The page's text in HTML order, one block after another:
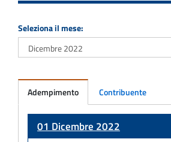
Seleziona il mese:
Adempimento Contribuente
01 Dicembre 2022